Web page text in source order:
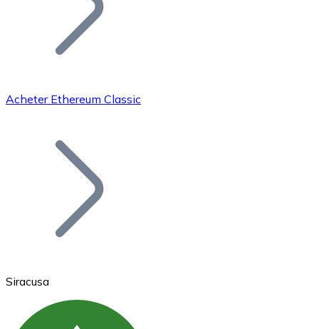
Bitcoin
Acheter Ethereum Classic
Siracusa